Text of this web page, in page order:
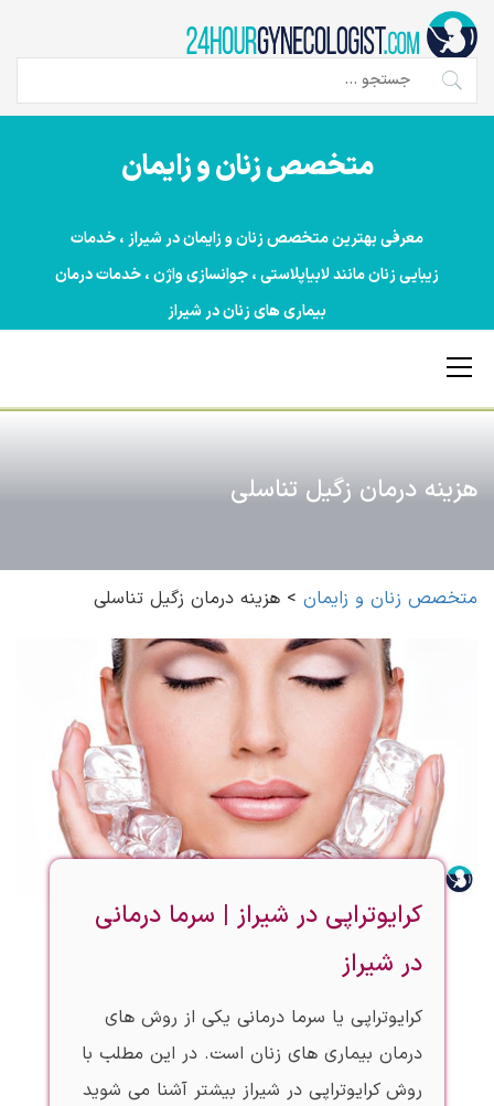
Skip
content
جستجو
برای:
متخصص زنان و زایمان
معرفی بهترین متخصص زنان و زایمان در شیراز ، خدمات
زیبایی زنان مانند لابیاپلاستی ، جوانسازی واژن ، خدمات درمان
بیماری های زنان در شیراز
هزینه درمان زگیل تناسلی
متخصص زنان و زایمان > هزینه درمان زگیل تناسلی
کرایوتراپی در شیراز | سرما درمانی
در شیراز
کرایوتراپی یا سرما درمانی یکی از روش های
درمان بیماری های زنان است. در این مطلب با
روش کرایوتراپی در شیراز بیشتر آشنا می شوید